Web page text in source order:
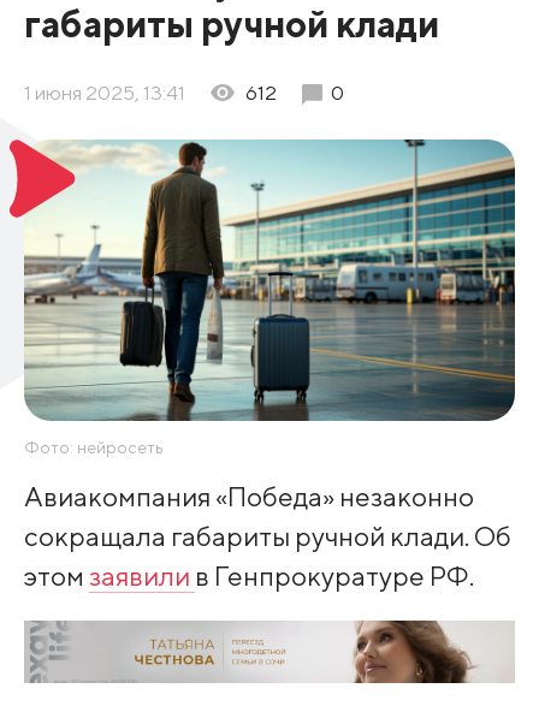
габариты ручной клади
1 июня 2025, 13:41 612 0
Фото: нейросеть
Авиакомпания «Победа» незаконно
сокращала габариты ручной клади. Об
этом заявили в Генпрокуратуре РФ.